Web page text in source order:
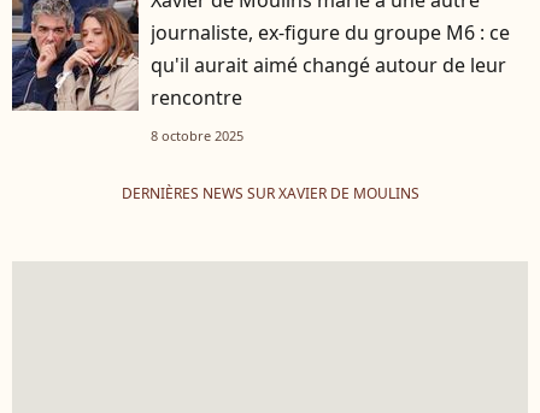
journaliste, ex-figure du groupe M6 : ce
qu'il aurait aimé changé autour de leur
rencontre
8 octobre 2025
DERNIÈRES NEWS SUR XAVIER DE MOULINS